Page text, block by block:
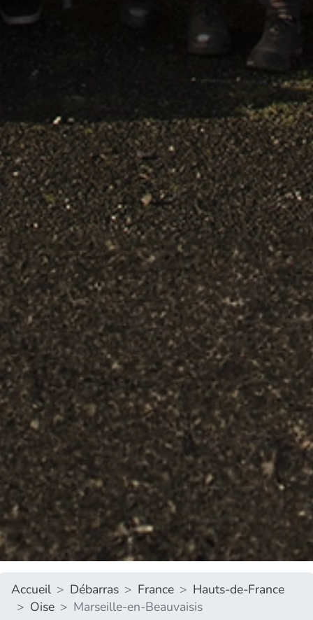
Accueil Débarras France
Hauts-de-France
Oise
Marseille-en-Beauvaisis